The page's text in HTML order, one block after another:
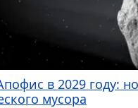
в 2029 году:
мусора